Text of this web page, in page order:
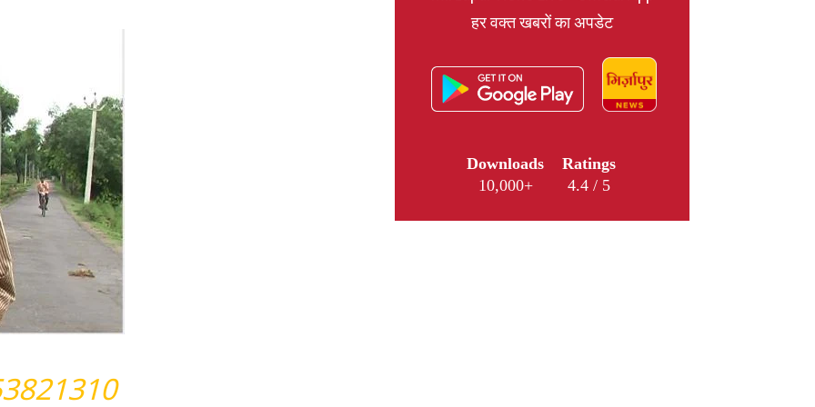
हर वक्त खबरों का अपडेट
Downloads
10,000+
Ratings
4.4 / 5